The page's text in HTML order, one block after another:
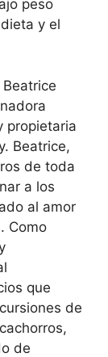
peso
y el
propietaria
Beatrice,
de toda
a los
al amor
Como
que
de
de